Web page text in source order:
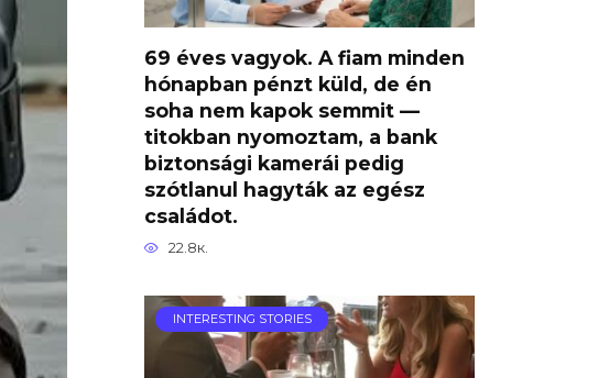
69 éves vagyok. A fiam minden
hónapban pénzt küld, de én
soha nem kapok semmit —
titokban nyomoztam, a bank
biztonsági kamerái pedig
szótlanul hagyták az egész
családot.
22.8к.
INTERESTING STORIES